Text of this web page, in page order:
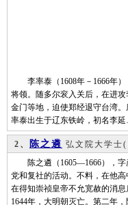
李率泰（1608年－1666年）
将领。随多尔衮入关后，在进
金门等地，迫使郑经退守台湾
率泰出生于辽东铁岭，初名李
2、 陈之遴 弘文院大学士(
陈之遴（1605—1666），字
党和复社的活动。不料，在他
在得知崇祯皇帝不允宽赦的消
1644年，大明朝灭亡。第二年